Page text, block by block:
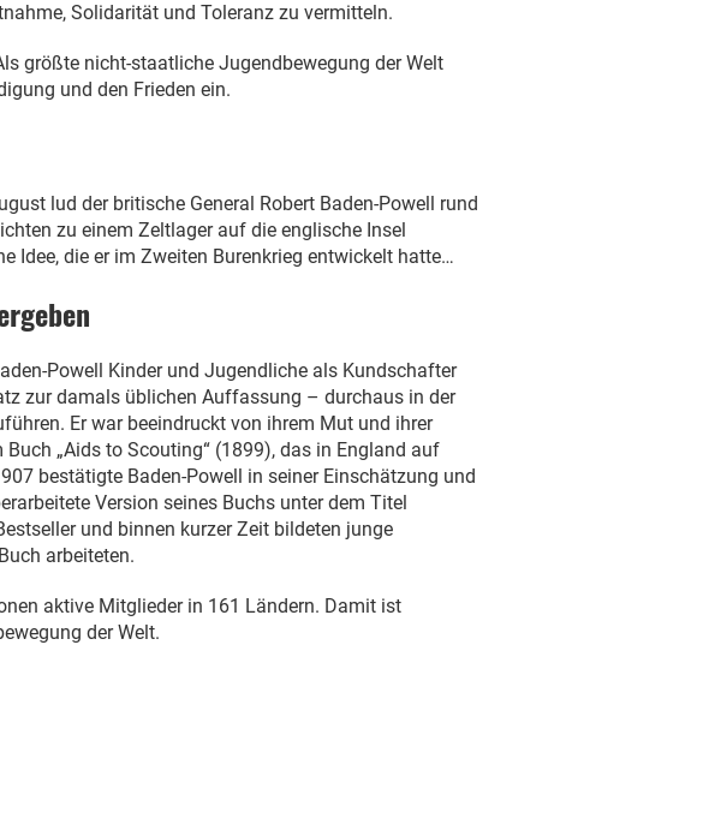
Solidarität und Toleranz zu vermitteln.
größte nicht-staatliche Jugendbewegung der Welt
und den Frieden ein.
lud der britische General Robert Baden-Powell rund
zu einem Zeltlager auf die englische Insel
Idee, die er im Zweiten Burenkrieg entwickelt hatte…
Powell Kinder und Jugendliche als Kundschafter
zur damals üblichen Auffassung – durchaus in der
Er war beeindruckt von ihrem Mut und ihrer
„Aids to Scouting“ (1899), das in England auf
bestätigte Baden-Powell in seiner Einschätzung und
Version seines Buchs unter dem Titel
und binnen kurzer Zeit bildeten junge
arbeiteten.
aktive Mitglieder in 161 Ländern. Damit ist
der Welt.